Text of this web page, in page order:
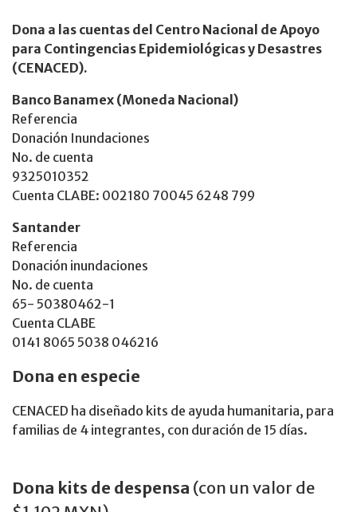
Dona a las cuentas del Centro Nacional de Apoyo
para Contingencias Epidemiológicas y Desastres
(CENACED).
Banco Banamex (Moneda Nacional)
Referencia
Donación Inundaciones
No. de cuenta
9325010352
Cuenta CLABE: 002180 70045 6248 799
Santander
Referencia
Donación inundaciones
No. de cuenta
65- 50380462-1
Cuenta CLABE
0141 8065 5038 046216
Dona en especie
CENACED ha diseñado kits de ayuda humanitaria, para
familias de 4 integrantes, con duración de 15 días.
Dona kits de despensa (con un valor de